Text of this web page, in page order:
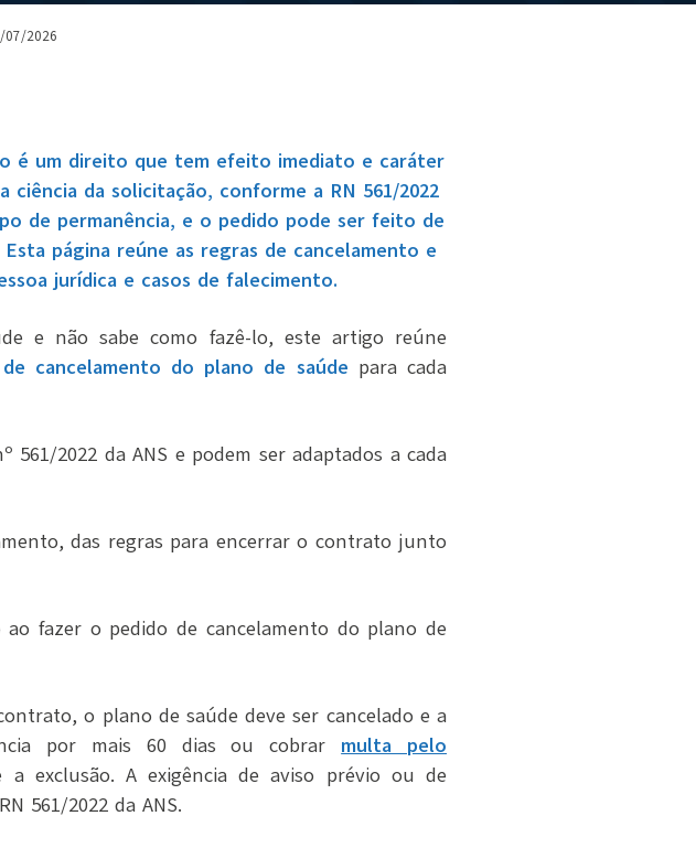
07/2026
é um direito que tem efeito imediato e caráter
da solicitação, conforme a RN 561/2022
de permanência, e o pedido pode ser feito de
página reúne as regras de cancelamento e
jurídica e casos de falecimento.
e não sabe como fazê-lo, este artigo reúne
cancelamento do plano de saúde para cada
561/2022 da ANS e podem ser adaptados a cada
das regras para encerrar o contrato junto
fazer o pedido de cancelamento do plano de
o plano de saúde deve ser cancelado e a
por mais 60 dias ou cobrar multa pelo
exclusão. A exigência de aviso prévio ou de
561/2022 da ANS.